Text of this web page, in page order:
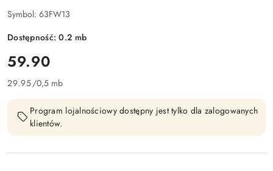
Symbol: 63FW13
Dostępność:0.2 mb
cena:
59.90
29.95/0,5 mb
Program lojalnościowy dostępny jest tylko dla zalogowanych
klientów.